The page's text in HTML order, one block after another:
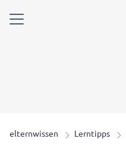
elternwissen Lerntipps